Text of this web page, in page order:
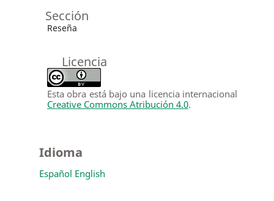
Sección
Reseña
Licencia
Esta obra está bajo una licencia internacional
Creative Commons Atribución 4.0.
Idioma
Español English